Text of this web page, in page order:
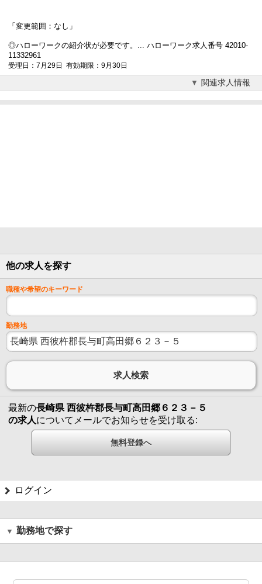
「変更範囲：なし」
◎ハローワークの紹介状が必要です。... ハローワーク求人番号 42010-
11332961
受理日：7月29日 有効期限：9月30日
関連求人情報
他の求人を探す
職種や希望のキーワード
勤務地
最新の長崎県 西彼杵郡長与町高田郷６２３－５
の求人についてメールでお知らせを受け取る:
ログイン
勤務地で探す